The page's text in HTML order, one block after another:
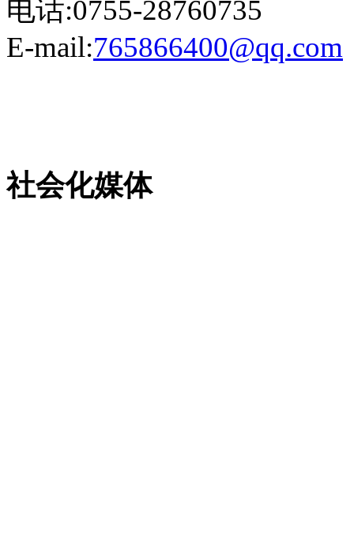
电话:0755-28760735
E-mail:765866400@qq.com
社会化媒体